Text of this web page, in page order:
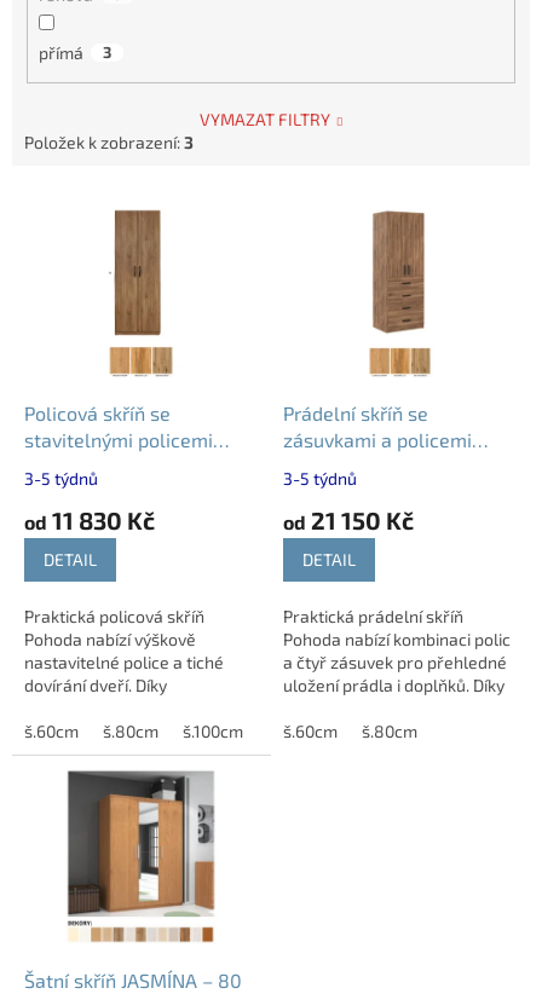
přímá 3
VYMAZAT FILTRY
Položek k zobrazení:3
Policová skříň se
stavitelnými policemi
POHODA – 60 80 100 cm
3-5 týdnů
od 11 830 Kč
DETAIL
Praktická policová skříň
Pohoda nabízí výškově
nastavitelné police a tiché
dovírání dveří. Díky
snadno přizpůsobíte svým
potřebám. Vyrobena z...
š.60cm š.80cm š.100cm
Prádelní skříň se
zásuvkami a policemi
POHODA – 60 a 80cm
3-5 týdnů
od 21 150 Kč
DETAIL
Praktická prádelní skříň
Pohoda nabízí kombinaci polic
a čtyř zásuvek pro přehledné
uložení prádla i doplňků. Díky
zásuvek zajišťuje tichý a
š.60cm š.80cm
Šatní skříň JASMÍNA – 80